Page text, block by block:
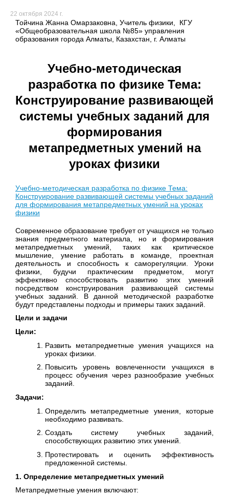
22 октября 2024 г.
Тойчина Жанна Омарзаковна, Учитель физики, КГУ
«Общеобразовательная школа №85» управления
образования города Алматы, Казахстан, г. Алматы
Учебно-методическая
разработка по физике Тема:
Конструирование развивающей
системы учебных заданий для
формирования
метапредметных умений на
уроках физики
Учебно-методическая разработка по физике Тема:
Конструирование развивающей системы учебных заданий
для формирования метапредметных умений на уроках
физики
Современное образование требует от учащихся не только
знания предметного материала, но и формирования
метапредметных умений, таких как критическое
мышление, умение работать в команде, проектная
деятельность и способность к саморегуляции. Уроки
физики, будучи практическим предметом, могут
эффективно способствовать развитию этих умений
посредством конструирования развивающей системы
учебных заданий. В данной методической разработке
будут представлены подходы и примеры таких заданий.
Цели и задачи
Цели:
Развить метапредметные умения учащихся на
уроках физики.
Повысить уровень вовлеченности учащихся в
процесс обучения через разнообразие учебных
заданий.
Задачи:
Определить метапредметные умения, которые
необходимо развивать.
Создать систему учебных заданий,
способствующих развитию этих умений.
Протестировать и оценить эффективность
предложенной системы.
1. Определение метапредметных умений
Метапредметные умения включают: